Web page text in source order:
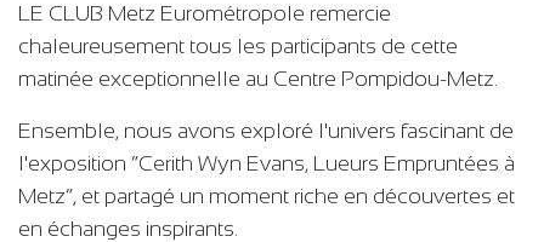
LE CLUB Metz Eurométropole remercie
chaleureusement tous les participants de cette
matinée exceptionnelle au Centre Pompidou-Metz.
Ensemble, nous avons exploré l'univers fascinant de
l'exposition “Cerith Wyn Evans, Lueurs Empruntées à
Metz”, et partagé un moment riche en découvertes et
en échanges inspirants.